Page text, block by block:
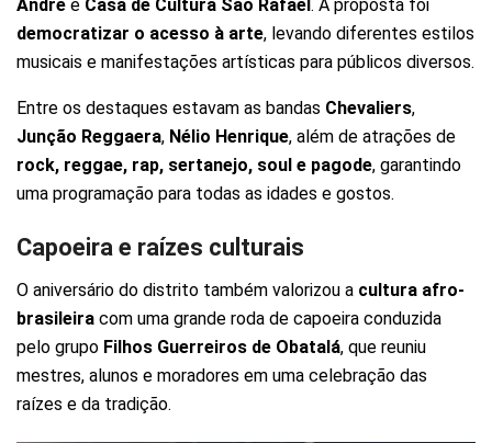
André e Casa de Cultura São Rafael . A proposta foi
democratizar o acesso à arte, levando diferentes estilos
musicais e manifestações artísticas para públicos diversos.
Entre os destaques estavam as bandas Chevaliers,
Junção Reggaera, Nélio Henrique, além de atrações de
rock, reggae, rap, sertanejo, soul e pagode, garantindo
uma programação para todas as idades e gostos.
Capoeira e raízes culturais
O aniversário do distrito também valorizou a cultura afro-
brasileira com uma grande roda de capoeira conduzida
pelo grupo Filhos Guerreiros de Obatalá, que reuniu
mestres, alunos e moradores em uma celebração das
raízes e da tradição.